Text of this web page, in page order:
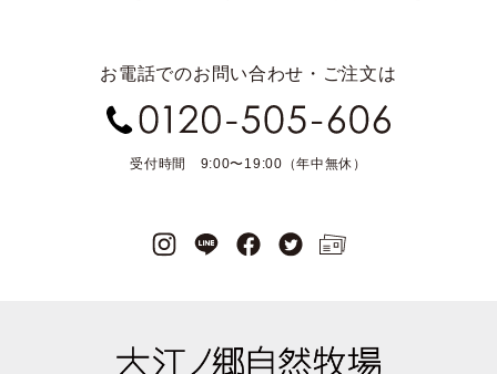
お電話でのお問い合わせ・ご注文は
受付時間 9:00〜19:00（年中無休）